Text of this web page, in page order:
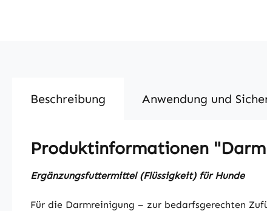
Beschreibung Anwendung und
Produktinformationen
Ergänzungsfuttermittel (Flüssigkeit) für Hunde
Für die Darmreinigung – zur bedarfsgerechten